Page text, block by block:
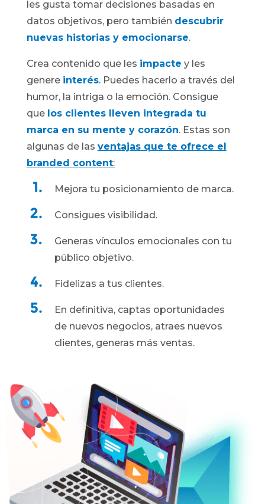
les gusta tomar decisiones basadas en
datos objetivos, pero también descubrir
nuevas historias y emocionarse.
Crea contenido que les impacte y les
genere interés. Puedes hacerlo a través del
humor, la intriga o la emoción. Consigue
que los clientes lleven integrada tu
marca en su mente y corazón. Estas son
algunas de las ventajas que te ofrece el
branded content:
Mejora tu posicionamiento de marca.
Consigues visibilidad.
Generas vínculos emocionales con tu
público objetivo.
Fidelizas a tus clientes.
En definitiva, captas oportunidades
de nuevos negocios, atraes nuevos
clientes, generas más ventas.